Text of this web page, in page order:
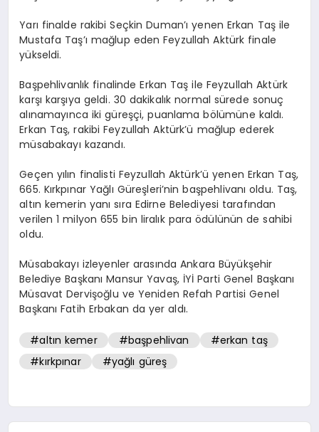
Yarı finalde rakibi Seçkin Duman’ı yenen Erkan Taş ile
Mustafa Taş’ı mağlup eden Feyzullah Aktürk finale
yükseldi.
Başpehlivanlık finalinde Erkan Taş ile Feyzullah Aktürk
karşı karşıya geldi. 30 dakikalık normal sürede sonuç
alınamayınca iki güreşçi, puanlama bölümüne kaldı.
Erkan Taş, rakibi Feyzullah Aktürk’ü mağlup ederek
müsabakayı kazandı.
Geçen yılın finalisti Feyzullah Aktürk’ü yenen Erkan Taş,
665. Kırkpınar Yağlı Güreşleri’nin başpehlivanı oldu. Taş,
altın kemerin yanı sıra Edirne Belediyesi tarafından
verilen 1 milyon 655 bin liralık para ödülünün de sahibi
oldu.
Müsabakayı izleyenler arasında Ankara Büyükşehir
Belediye Başkanı Mansur Yavaş, İYİ Parti Genel Başkanı
Müsavat Dervişoğlu ve Yeniden Refah Partisi Genel
Başkanı Fatih Erbakan da yer aldı.
#altın kemer #başpehlivan
#erkan taş
#kırkpınar
#yağlı güreş